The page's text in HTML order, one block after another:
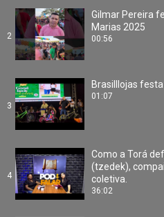
2
Gilmar Pereira
Marias 2025
00:56
3
Brasilllojas
01:07
4
Como a Torá
(tzedek),
coletiva.
36:02